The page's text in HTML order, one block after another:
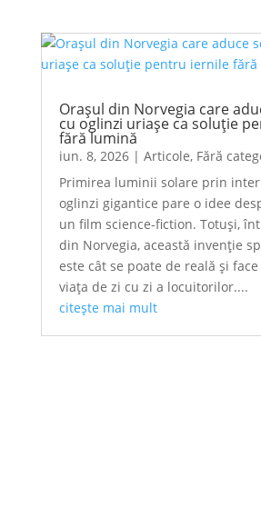
Orașul din Norvegia care
cu oglinzi uriașe ca soluție
fără lumină
iun. 8, 2026| Articole, Fără
Primirea luminii solare prin
oglinzi gigantice pare o idee
un film science-fiction. Totuși,
din Norvegia, această invenție
este cât se poate de reală și
viața de zi cu zi a locuitorilor....
citește mai mult